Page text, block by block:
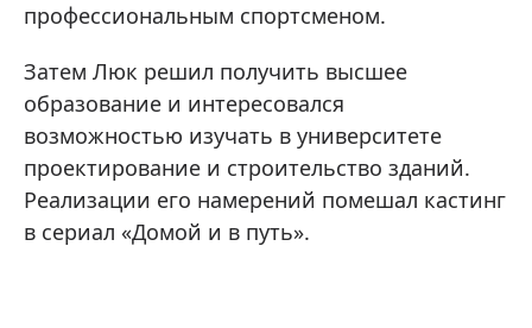
профессиональным спортсменом.
Затем Люк решил получить высшее
образование и интересовался
возможностью изучать в университете
проектирование и строительство зданий.
Реализации его намерений помешал кастинг
в сериал «Домой и в путь».